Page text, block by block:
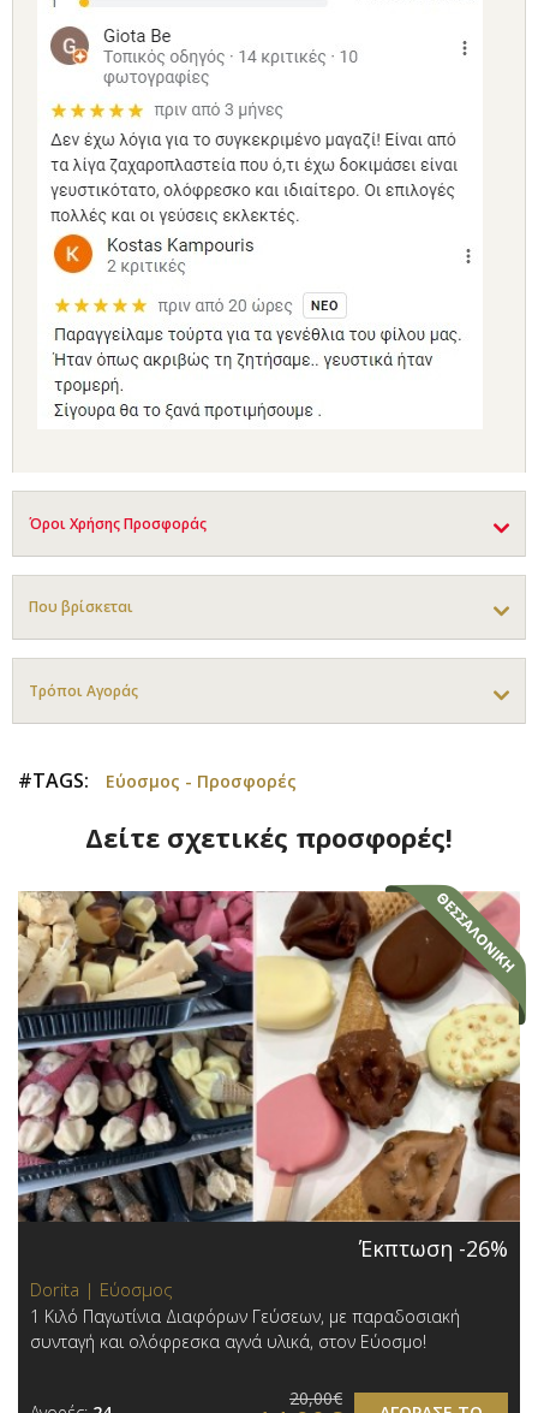
Όροι Χρήσης Προσφοράς
Που βρίσκεται
Τρόποι Αγοράς
#TAGS: Εύοσμος - Προσφορές
Δείτε σχετικές προσφορές!
Έκπτωση -26%
Dorita | Εύοσμος
1 Κιλό Παγωτίνια Διαφόρων Γεύσεων, με παραδοσιακή
συνταγή και ολόφρεσκα αγνά υλικά, στον Εύοσμο!
20,00€